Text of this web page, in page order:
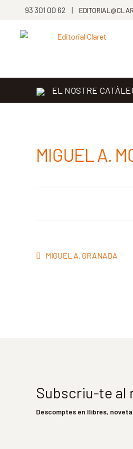
93 301 00 62 |
EL NOSTRE
MIGUEL A.
Navegació
Entrada
MIGUEL A. GRANADA
Subscriu-te al
Descomptes en llibres,